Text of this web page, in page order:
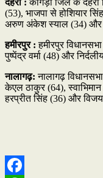
(53), भाजपा से होशियार
अरुण अंकेश स्याल (34) और
हमीरपुर :हमीरपुर
पुष्पेंद्र वर्मा (48) और
नालागढ़: नालागढ़
केएल ठाकुर (64), स्वाभिमान
हरप्रीत सिंह (36) और